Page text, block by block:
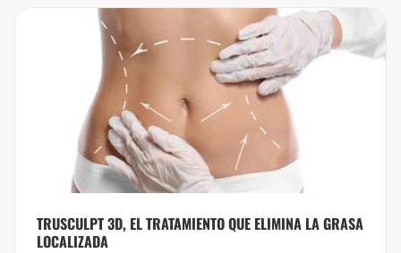
TRUSCULPT 3D, EL TRATAMIENTO QUE ELIMINA LA GRASA
LOCALIZADA